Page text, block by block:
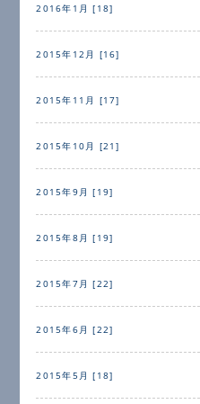
2016年1月 [18]
2015年12月 [16]
2015年11月 [17]
2015年10月 [21]
2015年9月 [19]
2015年8月 [19]
2015年7月 [22]
2015年6月 [22]
2015年5月 [18]